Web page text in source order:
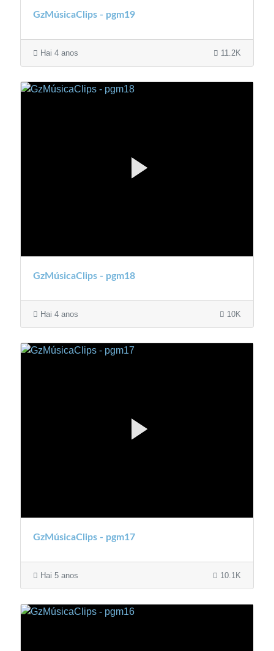
GzMúsicaClips - pgm19
Hai 4 anos 11.2K
GzMúsicaClips - pgm18
Hai 4 anos 10K
GzMúsicaClips - pgm17
Hai 5 anos 10.1K